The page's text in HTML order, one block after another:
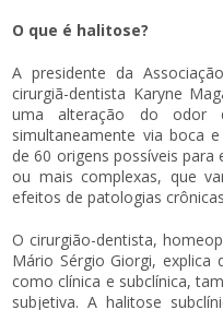
O que é halitose?
A presidente da
cirurgiã-dentista Karyne
uma alteração do odor
simultaneamente via boca
de 60 origens possíveis
ou mais complexas, que
efeitos de patologias
O cirurgião-dentista,
Mário Sérgio Giorgi, explica
como clínica e subclínica,
subjetiva. A halitose